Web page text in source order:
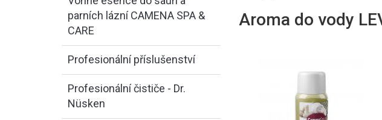
parních lázní CAMENA SPA &
CARE
Profesionální příslušenství
Profesionální čističe - Dr.
Nüsken
Aroma do vody